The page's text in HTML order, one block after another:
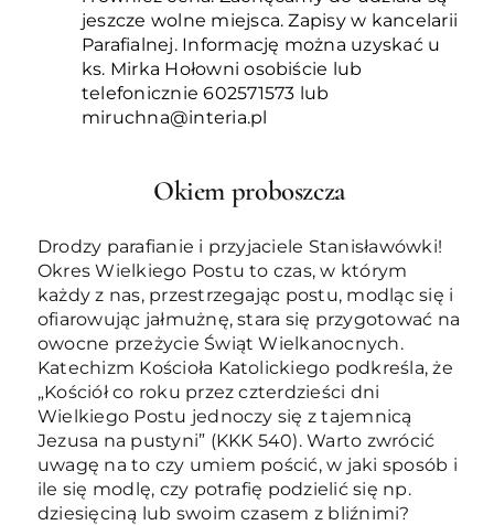
jeszcze wolne miejsca. Zapisy w kancelarii
Parafialnej. Informację można uzyskać u
ks. Mirka Hołowni osobiście lub
telefonicznie 602571573 lub
miruchna@interia.pl
Okiem proboszcza
Drodzy parafianie i przyjaciele Stanisławówki!
Okres Wielkiego Postu to czas, w którym
każdy z nas, przestrzegając postu, modląc się i
ofiarowując jałmużnę, stara się przygotować na
owocne przeżycie Świąt Wielkanocnych.
Katechizm Kościoła Katolickiego podkreśla, że
„Kościół co roku przez czterdzieści dni
Wielkiego Postu jednoczy się z tajemnicą
Jezusa na pustyni” (KKK 540). Warto zwrócić
uwagę na to czy umiem pościć, w jaki sposób i
ile się modlę, czy potrafię podzielić się np.
dziesięciną lub swoim czasem z bliźnimi?